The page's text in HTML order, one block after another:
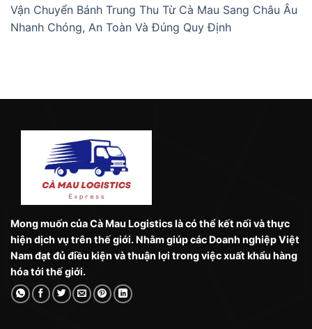
Vận Chuyển Bánh Trung Thu Từ Cà Mau Sang Châu Âu
Nhanh Chóng, An Toàn Và Đúng Quy Định
Mong muốn của Cà Mau Logistics là có thể kết nối và thực
hiện dịch vụ trên thế giới. Nhằm giúp các Doanh nghiệp Việt
Nam đạt đủ điều kiện và thuận lợi trong việc xuất khẩu hàng
hóa tới thế giới.